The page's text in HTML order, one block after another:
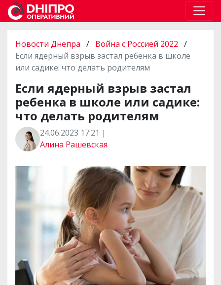
Новости Днепра / Война с Россией 2022 /
Если ядерный взрыв застал ребенка в школе
или садике: что делать родителям
Если ядерный взрыв застал
ребенка в школе или садике:
что делать родителям
24.06.2023 17:21 |
Алина Рашевская